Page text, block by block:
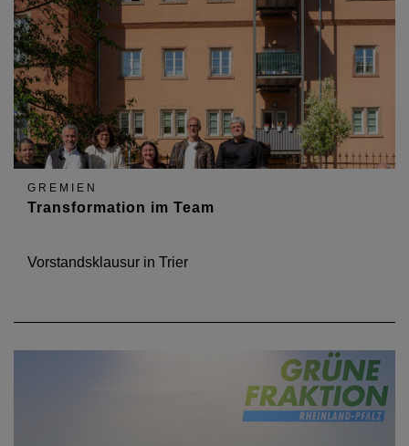
GREMIEN
Transformation im Team
Vorstandsklausur in Trier